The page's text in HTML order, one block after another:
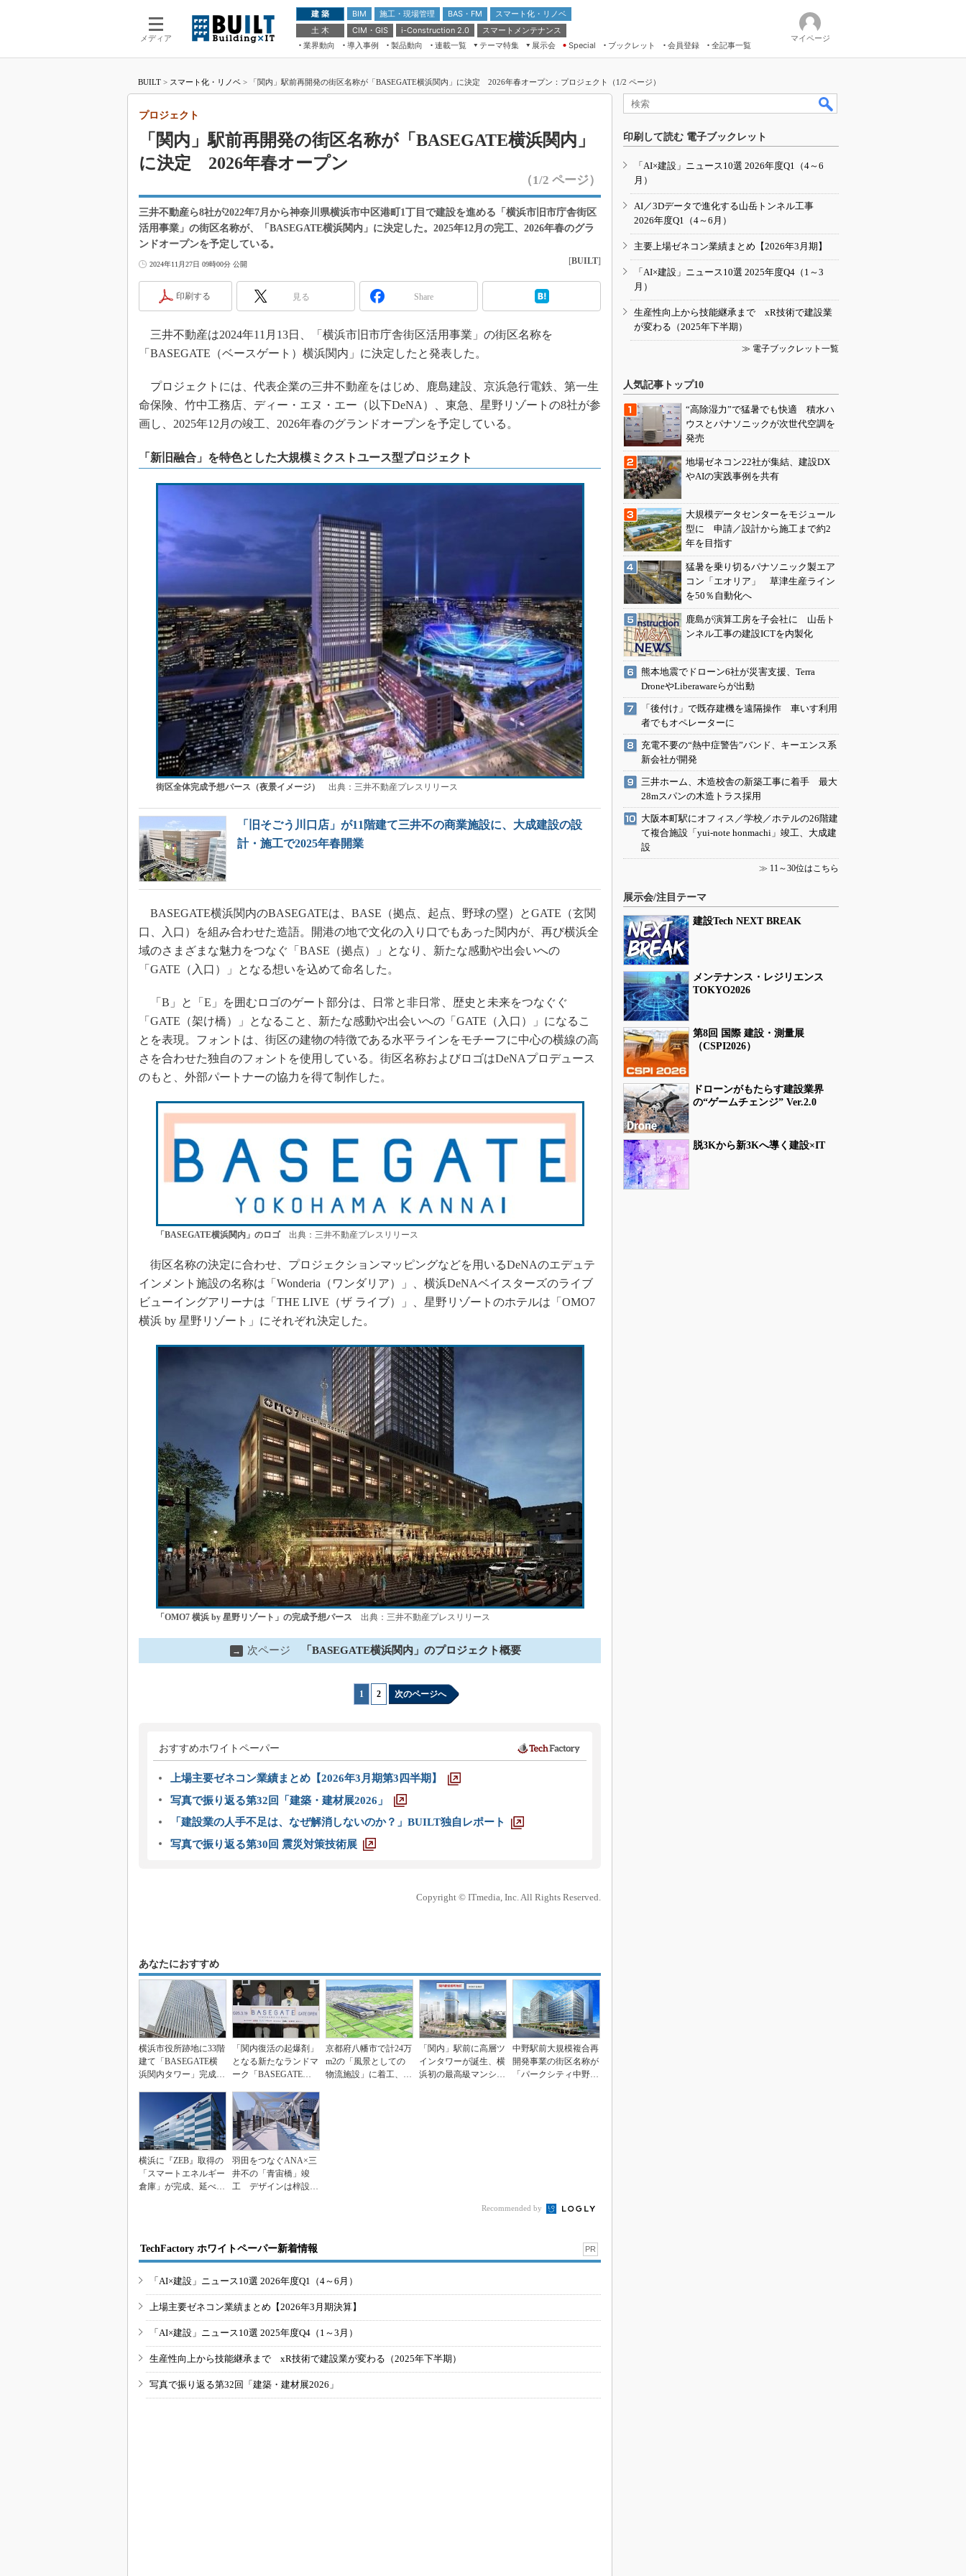
メディア
建 築 BIM 施工・現場管理 BAS・FM
スマート化・リノベ
土 木
CIM・GIS i-Construction 2.0
スマートメンテナンス
業界動向
導入事例 製品動向 連載一覧
テーマ特集
ドローンがもたらす建設業界の“ゲー
ムチェンジ” Ver.2.0
“Society5.0”時代のスマートビル
VR／ARが描くモノづくりのミライ
展示会
第8回 国際 建設・測量展
築・土木・不動産の先端技術展－
2020
日本 ものづくりワールド 2020
Special ブックレット 会員登録 全記事一覧
マイページ
BUILT > スマート化・リノベ > 「関内」駅前再開発の街区名称が「BASEGATE横浜関内」に決定 2026年春オープン：プロジェクト（1/2 ページ）
「関内」駅前再開発の街区名称が「BASEGATE横浜関内」
に決定 2026年春オープン
プロジェクト
（1/2 ページ）
三井不動産ら8社が2022年7月から神奈川県横浜市中区港町1丁目で建設を進める「横浜市旧市庁舎街区
活用事業」の街区名称が、「BASEGATE横浜関内」に決定した。2025年12月の完工、2026年春のグラ
ンドオープンを予定している。
2024年11月27日 09時00分 公開 [BUILT]
印刷する 見る Share
三井不動産は2024年11月13日、「横浜市旧市庁舎街区活用事業」の街区名称を
「BASEGATE（ベースゲート）横浜関内」に決定したと発表した。
プロジェクトには、代表企業の三井不動産をはじめ、鹿島建設、京浜急行電鉄、第一生
命保険、竹中工務店、ディー・エヌ・エー（以下DeNA）、東急、星野リゾートの8社が参
画し、2025年12月の竣工、2026年春のグランドオープンを予定している。
「新旧融合」を特色とした大規模ミクストユース型プロジェクト
街区全体完成予想パース（夜景イメージ） 出典：三井不動産プレスリリース
「旧そごう川口店」が11階建て三井不の商業施設に、大成建設の設
計・施工で2025年春開業
BASEGATE横浜関内のBASEGATEは、BASE（拠点、起点、野球の塁）とGATE（玄関
口、入口）を組み合わせた造語。開港の地で文化の入り口でもあった関内が、再び横浜全
域のさまざまな魅力をつなぐ「BASE（拠点）」となり、新たな感動や出会いへの
「GATE（入口）」となる想いを込めて命名した。
「B」と「E」を囲むロゴのゲート部分は、日常と非日常、歴史と未来をつなぐぐ
「GATE（架け橋）」となること、新たな感動や出会いへの「GATE（入口）」になるこ
とを表現。フォントは、街区の建物の特徴である水平ラインをモチーフに中心の横線の高
さを合わせた独自のフォントを使用している。街区名称およびロゴはDeNAプロデュース
のもと、外部パートナーの協力を得て制作した。
「BASEGATE横浜関内」のロゴ出典：三井不動産プレスリリース
街区名称の決定に合わせ、プロジェクションマッピングなどを用いるDeNAのエデュテ
インメント施設の名称は「Wonderia（ワンダリア）」、横浜DeNAベイスターズのライブ
ビューイングアリーナは「THE LIVE（ザ ライブ）」、星野リゾートのホテルは「OMO7
横浜 by 星野リゾート」にそれぞれ決定した。
「OMO7 横浜 by 星野リゾート」の完成予想パース 出典：三井不動産プレスリリース
→ 次ページ 「BASEGATE横浜関内」のプロジェクト概要
1 2 次のページへ
おすすめホワイトペーパー
上場主要ゼネコン業績まとめ【2026年3月期第3四半期】
写真で振り返る第32回「建築・建材展2026」
「建設業の人手不足は、なぜ解消しないのか？」BUILT独自レポート
写真で振り返る第30回 震災対策技術展
Copyright © ITmedia, Inc. All Rights Reserved.
あなたにおすすめ
横浜市役所跡地に33階
建て「BASEGATE横
浜関内タワー」完成
「関内復活の起爆剤」
となる新たなランドマ
ーク「BASEGATE横
京都府八幡市で計24万
m2の「風景としての
物流施設」に着工、三
「関内」駅前に高層ツ
インタワーが誕生、横
浜初の最高級マンショ
中野駅前大規模複合再
開発事業の街区名称が
「パークシティ中野」
横浜に『ZEB』取得の
「スマートエネルギー
倉庫」が完成、延べ1
羽田をつなぐANA×三
井不の「青宙橋」竣
工 デザインは梓設
Recommended by
TechFactory ホワイトペーパー新着情報 PR
「AI×建設」ニュース10選 2026年度Q1（4～6月）
上場主要ゼネコン業績まとめ【2026年3月期決算】
「AI×建設」ニュース10選 2025年度Q4（1～3月）
生産性向上から技能継承まで xR技術で建設業が変わる（2025年下半期）
写真で振り返る第32回「建築・建材展2026」
印刷して読む 電子ブックレット
「AI×建設」ニュース10選 2026年度Q1（4～6
月）
AI／3Dデータで進化する山岳トンネル工事
2026年度Q1（4～6月）
主要上場ゼネコン業績まとめ【2026年3月期】
「AI×建設」ニュース10選 2025年度Q4（1～3
月）
生産性向上から技能継承まで xR技術で建設業
が変わる（2025年下半期）
≫ 電子ブックレット一覧
人気記事トップ10
“高除湿力”で猛暑でも快適 積水ハ
ウスとパナソニックが次世代空調を
発売
地場ゼネコン22社が集結、建設DX
やAIの実践事例を共有
大規模データセンターをモジュール
型に 申請／設計から施工まで約2
年を目指す
猛暑を乗り切るパナソニック製エア
コン「エオリア」 草津生産ライン
を50％自動化へ
鹿島が演算工房を子会社に 山岳ト
ンネル工事の建設ICTを内製化
熊本地震でドローン6社が災害支援、Terra
DroneやLiberawareらが出動
「後付け」で既存建機を遠隔操作 車いす利用
者でもオペレーターに
充電不要の“熱中症警告”バンド、キーエンス系
新会社が開発
三井ホーム、木造校舎の新築工事に着手 最大
28mスパンの木造トラス採用
大阪本町駅にオフィス／学校／ホテルの26階建
て複合施設「yui-note honmachi」竣工、大成建
設
≫ 11～30位はこちら
展示会/注目テーマ
建設Tech NEXT BREAK
メンテナンス・レジリエンス
TOKYO2026
第8回 国際 建設・測量展
（CSPI2026）
ドローンがもたらす建設業界
の“ゲームチェンジ” Ver.2.0
脱3Kから新3Kへ導く建設×IT